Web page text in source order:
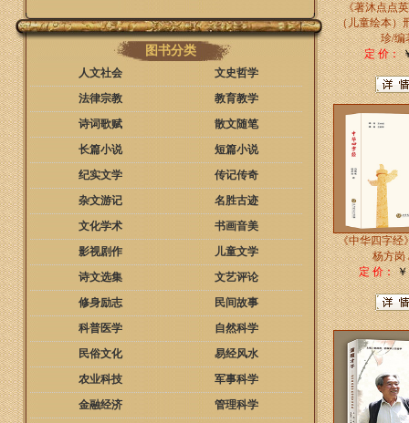
图书分类
人文社会
文史哲学
法律宗教
教育教学
诗词歌赋
散文随笔
长篇小说
短篇小说
纪实文学
传记传奇
杂文游记
名胜古迹
文化学术
书画音美
影视剧作
儿童文学
诗文选集
文艺评论
修身励志
民间故事
科普医学
自然科学
民俗文化
易经风水
农业科技
军事科学
金融经济
管理科学
《著沐点点
（儿童绘本）
珍/编
定 价：
《中华四字
杨方岗
定 价：￥